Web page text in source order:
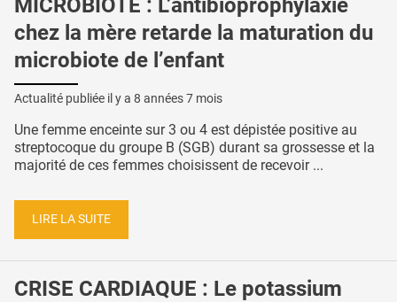
MICROBIOTE : L’antibioprophylaxie
chez la mère retarde la maturation du
microbiote de l’enfant
Actualité publiée il y a 8 années 7 mois
Une femme enceinte sur 3 ou 4 est dépistée positive au
streptocoque du groupe B (SGB) durant sa grossesse et la
majorité de ces femmes choisissent de recevoir ...
LIRE LA SUITE
CRISE CARDIAQUE : Le potassium